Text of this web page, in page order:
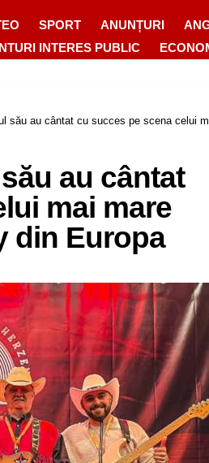
SPORT ANUNȚURI
INTERES PUBLIC
său au cântat cu succes pe scena celui
au cântat
mai mare
din Europa